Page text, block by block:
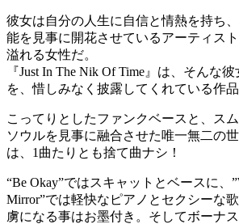
彼女は自分の人生に自信と情熱を持ち
能を見事に開花させているアーティス
溢れる女性だ。
『Just In The Nik Of Time』は、そんな
を、惜しみなく披露してくれている作
こってりとしたファンクベースと、ス
ソウルを見事に融合させた唯一無二の
は、1曲たりとも捨て曲ナシ！
“Be Okay”ではスキャットとベースに、
Mirror”では軽快なピアノとセクシーな
虜になる事はお墨付き。そしてボーナ